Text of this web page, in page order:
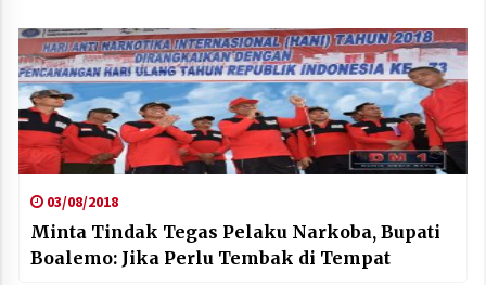
03/08/2018
Minta Tindak Tegas Pelaku Narkoba, Bupati
Boalemo: Jika Perlu Tembak di Tempat